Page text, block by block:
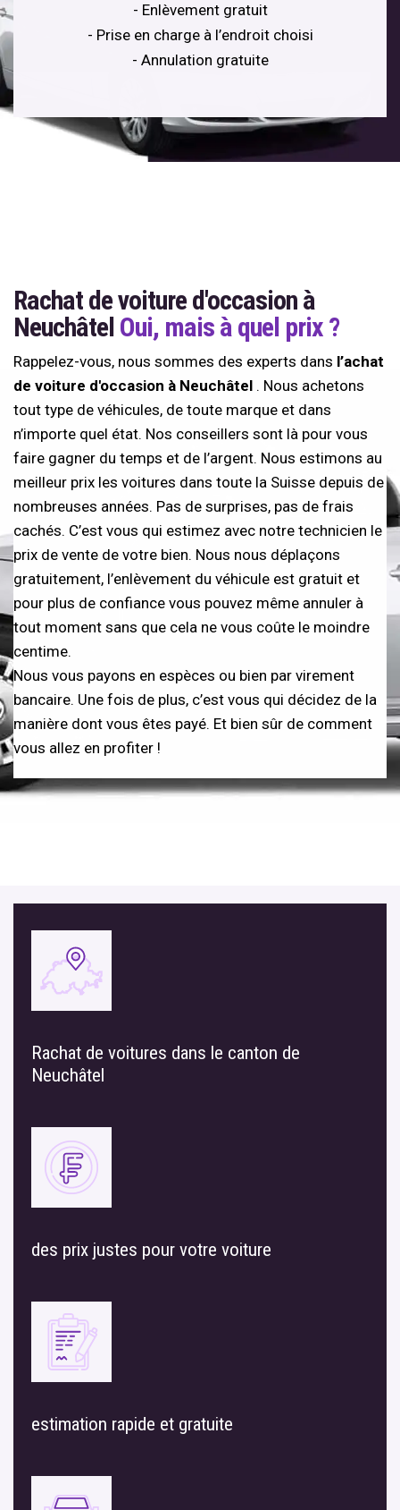
- Enlèvement gratuit
- Prise en charge à l’endroit choisi
- Annulation gratuite
Rachat de voiture d'occasion à
Neuchâtel Oui, mais à quel prix ?
Rappelez-vous, nous sommes des experts dans l’achat
de voiture d'occasion à Neuchâtel . Nous achetons
tout type de véhicules, de toute marque et dans
n’importe quel état. Nos conseillers sont là pour vous
faire gagner du temps et de l’argent. Nous estimons au
meilleur prix les voitures dans toute la Suisse depuis de
nombreuses années. Pas de surprises, pas de frais
cachés. C’est vous qui estimez avec notre technicien le
prix de vente de votre bien. Nous nous déplaçons
gratuitement, l’enlèvement du véhicule est gratuit et
pour plus de confiance vous pouvez même annuler à
tout moment sans que cela ne vous coûte le moindre
centime.
Nous vous payons en espèces ou bien par virement
bancaire. Une fois de plus, c’est vous qui décidez de la
manière dont vous êtes payé. Et bien sûr de comment
vous allez en profiter !
Rachat de voitures dans le canton de
Neuchâtel
des prix justes pour votre voiture
estimation rapide et gratuite